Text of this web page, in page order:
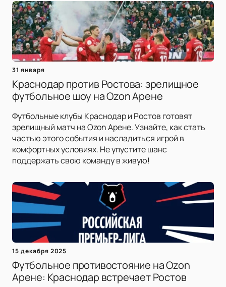
31 января
Краснодар против Ростова: зрелищное
футбольное шоу на Ozon Арене
Футбольные клубы Краснодар и Ростов готовят
зрелищный матч на Ozon Арене. Узнайте, как стать
частью этого события и насладиться игрой в
комфортных условиях. Не упустите шанс
поддержать свою команду в живую!
15 декабря 2025
Футбольное противостояние на Ozon
Арене: Краснодар встречает Ростов